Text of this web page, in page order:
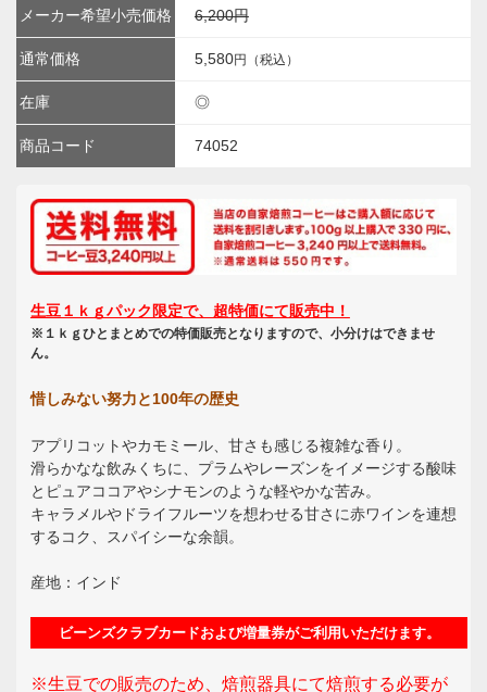
メーカー希望小売価格 6,200円
通常価格 5,580円（税込）
在庫 ◎
商品コード 74052
生豆１ｋｇパック限定で、超特価にて販売中！
※１ｋｇひとまとめでの特価販売となりますので、小分けはできませ
ん。
惜しみない努力と100年の歴史
アプリコットやカモミール、甘さも感じる複雑な香り。
滑らかなな飲みくちに、プラムやレーズンをイメージする酸味
とピュアココアやシナモンのような軽やかな苦み。
キャラメルやドライフルーツを想わせる甘さに赤ワインを連想
するコク、スパイシーな余韻。
産地：インド
ビーンズクラブカードおよび増量券がご利用いただけます。
※生豆での販売のため、焙煎器具にて焙煎する必要が